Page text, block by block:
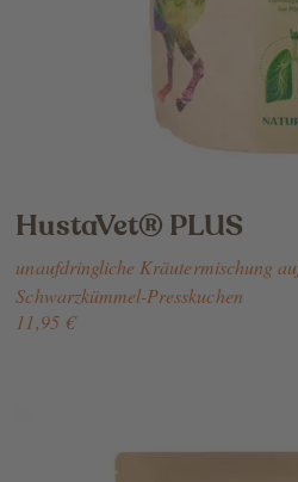
HustaVet® PLUS
unaufdringliche Kräutermischung
Schwarzkümmel-Presskuchen
11,95 €